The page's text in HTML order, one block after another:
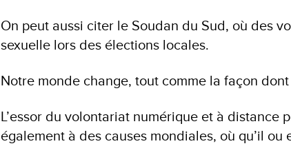
On peut aussi citer le Soudan du Sud, où des
sexuelle lors des élections locales.
Notre monde change, tout comme la façon
L’essor du volontariat numérique et à distance
également à des causes mondiales, où qu’il